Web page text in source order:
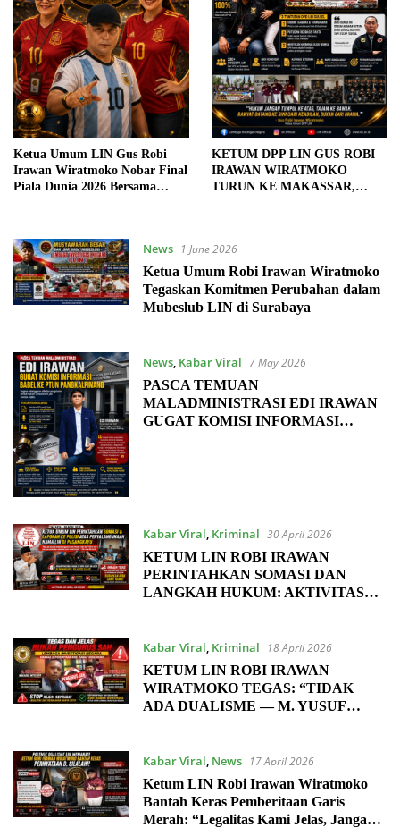
Ketua Umum LIN Gus Robi
Irawan Wiratmoko Nobar Final
Piala Dunia 2026 Bersama
KETUM DPP LIN GUS ROBI
IRAWAN WIRATMOKO
TURUN KE MAKASSAR,
News
1 June 2026
Ketua Umum Robi Irawan Wiratmoko
Tegaskan Komitmen Perubahan dalam
Mubeslub LIN di Surabaya
News, Kabar Viral 7 May 2026
PASCA TEMUAN
MALADMINISTRASI EDI IRAWAN
GUGAT KOMISI INFORMASI
Kabar Viral, Kriminal 30 April 2026
KETUM LIN ROBI IRAWAN
PERINTAHKAN SOMASI DAN
LANGKAH HUKUM: AKTIVITAS
Kabar Viral, Kriminal
18 April 2026
KETUM LIN ROBI IRAWAN
WIRATMOKO TEGAS: “TIDAK
ADA DUALISME — M. YUSUF
Kabar Viral, News
17 April 2026
Ketum LIN Robi Irawan Wiratmoko
Bantah Keras Pemberitaan Garis
Merah: “Legalitas Kami Jelas, Jangan